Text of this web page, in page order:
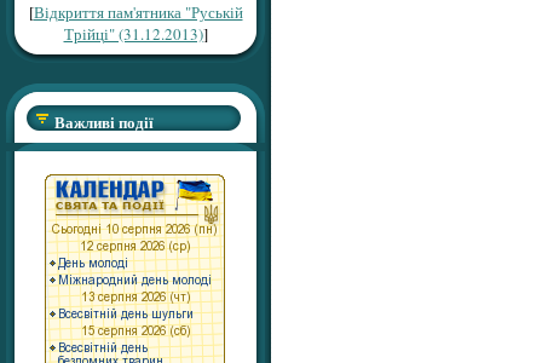
[Відкриття пам'ятника "Руській
Трійці" (31.12.2013)]
Важливі події